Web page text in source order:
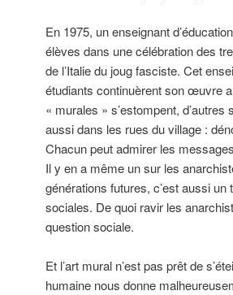
En 1975, un enseignant
élèves dans une célébration des
de l’Italie du joug fasciste. Cet
étudiants continuèrent son œuvre
« murales » s’estompent, d’autres
aussi dans les rues du village :
Chacun peut admirer les
Il y en a même un sur les
générations futures, c’est aussi
sociales. De quoi ravir les
question sociale.
Et l’art mural n’est pas prêt de
humaine nous donne